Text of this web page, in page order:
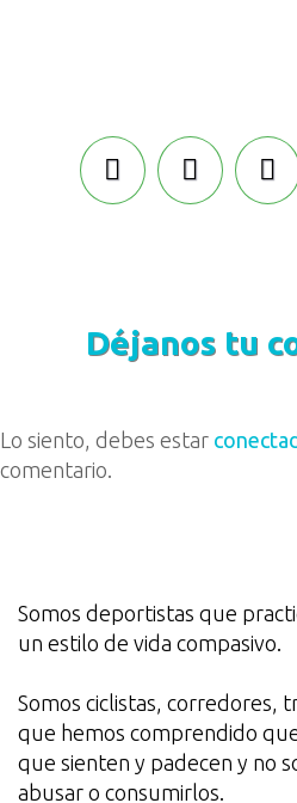
Déjanos tu
Lo siento, debes estar
comentario.
Somos deportistas que
un estilo de vida compasivo.
Somos ciclistas, corredores,
que hemos comprendido
que sienten y padecen y no
abusar o consumirlos.